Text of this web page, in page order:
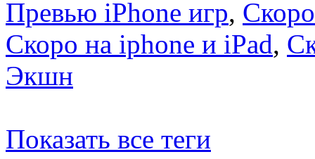
Превью iPhone игр,
Скоро на iphone и iPad,
Экшн
Показать все теги